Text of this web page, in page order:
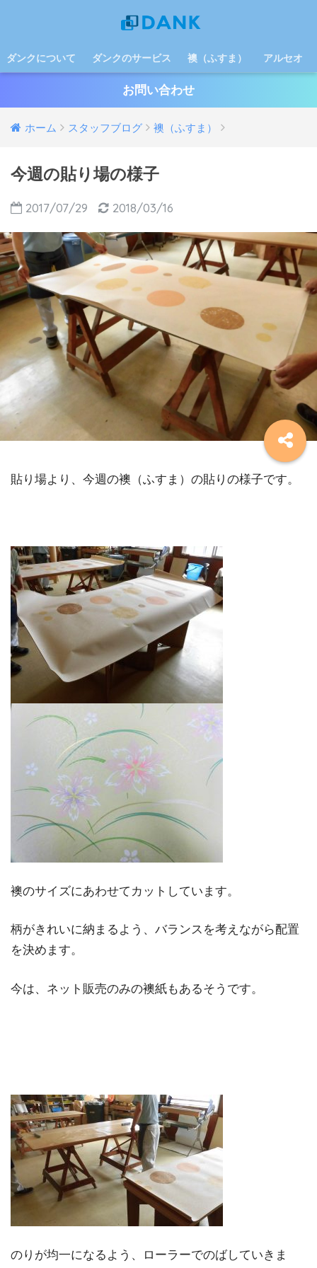
ダンクについて ダンクのサービス 襖（ふすま） アルセオ
お問い合わせ
ホーム スタッフブログ 襖（ふすま）
今週の貼り場の様子
2017/07/29 2018/03/16
貼り場より、今週の襖（ふすま）の貼りの様子です。
襖のサイズにあわせてカットしています。
柄がきれいに納まるよう、バランスを考えながら配置
を決めます。
今は、ネット販売のみの襖紙もあるそうです。
のりが均一になるよう、ローラーでのばしていきま